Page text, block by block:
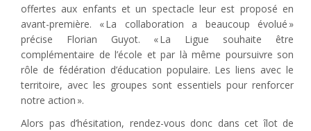
offertes aux enfants et un spectacle leur est proposé en
avant-première. « La collaboration a beaucoup évolué »
précise Florian Guyot. « La Ligue souhaite être
complémentaire de l’école et par là même poursuivre son
rôle de fédération d’éducation populaire. Les liens avec le
territoire, avec les groupes sont essentiels pour renforcer
notre action ».
Alors pas d’hésitation, rendez-vous donc dans cet îlot de